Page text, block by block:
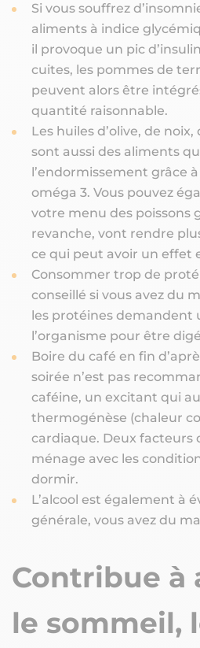
Si vous souffrez
aliments à indice
il provoque un pic
cuites, les pommes de
peuvent alors être
quantité raisonnable.
Les huiles d’olive, de
sont aussi des aliments
l’endormissement grâce
oméga 3. Vous pouvez
votre menu des poissons
revanche, vont rendre
ce qui peut avoir un effet
Consommer trop de
conseillé si vous avez du
les protéines demandent
l’organisme pour être
Boire du café en fin
soirée n’est pas
caféine, un excitant qui
thermogénèse (chaleur
cardiaque. Deux facteurs
ménage avec les
dormir.
L’alcool est également à
générale, vous avez du
Contribue à
le sommeil,